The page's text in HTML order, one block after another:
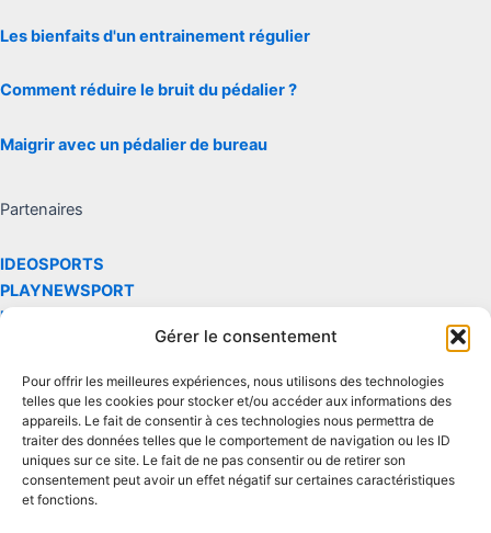
Gérer le consentement
Pour offrir les meilleures expériences, nous utilisons des technologies
telles que les cookies pour stocker et/ou accéder aux informations des
appareils. Le fait de consentir à ces technologies nous permettra de
traiter des données telles que le comportement de navigation ou les ID
uniques sur ce site. Le fait de ne pas consentir ou de retirer son
consentement peut avoir un effet négatif sur certaines caractéristiques
et fonctions.
Les bienfaits d'un entrainement régulier
Comment réduire le bruit du pédalier ?
Maigrir avec un pédalier de bureau
Partenaires
IDEOSPORTS
PLAYNEWSPORT
LARENVERSE
d'affiliation Amazon
Contact
Mentions légales